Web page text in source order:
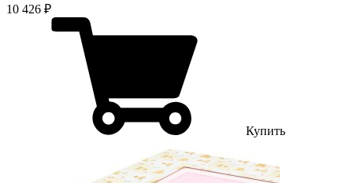
10 426 ₽
Купить